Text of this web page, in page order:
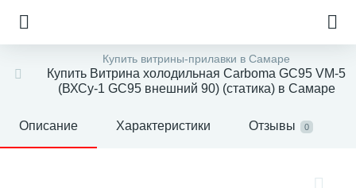
Купить витрины-прилавки в Самаре
Купить Витрина холодильная Carboma GC95 VM-5
(ВХСу-1 GC95 внешний 90) (статика) в Самаре
Описание Характеристики Отзывы 0